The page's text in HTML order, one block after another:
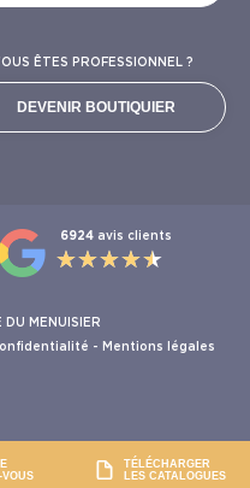
ÊTES PROFESSIONNEL ?
DEVENIR BOUTIQUIER
MENUISIER
- Mentions légales
6924avis clients
VOUS
TÉLÉCHARGER
LES CATALOGUES